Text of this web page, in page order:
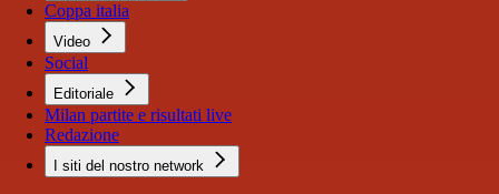
Coppa italia
Video
Social
Editoriale
Milan partite e risultati live
Redazione
I siti del nostro network